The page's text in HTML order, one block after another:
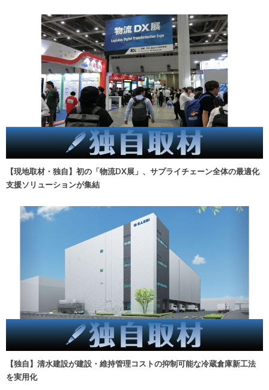
【現地取材・独自】初の「物流DX展」、サプライチェーン全体の最適化
支援ソリューションが集結
【独自】清水建設が建設・維持管理コストの抑制可能な冷蔵倉庫新工法
を実用化